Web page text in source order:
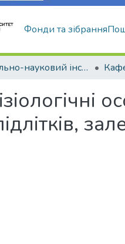
Фонди та зібрання
Навчально-науковий інститут здоров'я, реабілітації та фізичного виховання